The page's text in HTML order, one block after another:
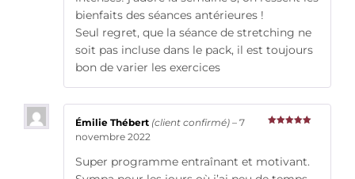
bienfaits des séances antérieures !
Seul regret, que la séance de stretching ne
soit pas incluse dans le pack, il est toujours
bon de varier les exercices
Émilie Thébert (client confirmé) – 7
novembre 2022
Super programme entraînant et motivant.